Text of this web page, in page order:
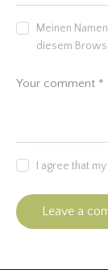
Meinen
diesem
I agree that